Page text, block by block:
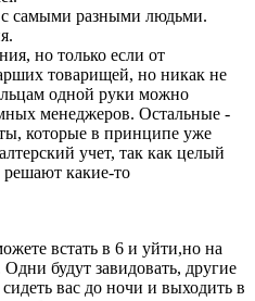
самыми разными людьми.
но только если от
товарищей, но никак не
одной руки можно
менеджеров. Остальные -
которые в принципе уже
учет, так как целый
какие-то
встать в 6 и уйти,но на
Одни будут завидовать, другие
вас до ночи и выходить в